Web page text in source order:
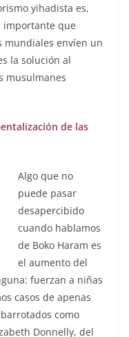
yihadista es,
importante que
mundiales envíen un
la solución al
musulmanes
de las
Algo que no
puede pasar
desapercibido
cuando hablamos
de Boko Haram es
el aumento del
fuerzan a niñas
casos de apenas
como
Donnelly, del